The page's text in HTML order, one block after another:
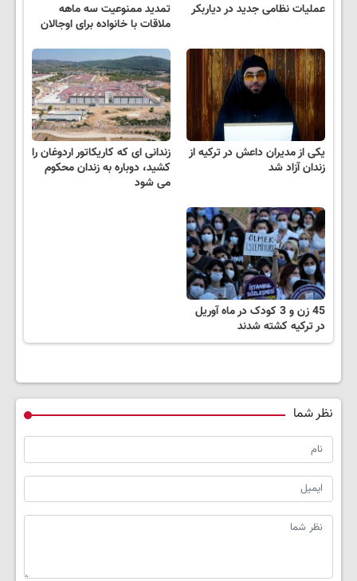
عملیات نظامی جدید در دیاربکر
تمدید ممنوعیت سه ماهه
ملاقات با خانواده برای اوجالان
یکی از مدیران داعش در ترکیه از
زندان آزاد شد
زندانی ای که کاریکاتور اردوغان را
کشید، دوباره به زندان محکوم
می شود
45 زن و 3 کودک در ماه آوریل
در ترکیه کشته شدند
نظر شما